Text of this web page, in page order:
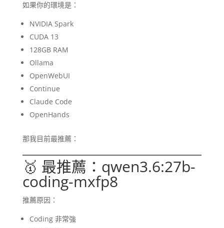
如果你的環境是：
NVIDIA Spark
CUDA 13
128GB RAM
Ollama
OpenWebUI
Continue
Claude Code
OpenHands
那我目前最推薦：
🥇 最推薦：qwen3.6:27b-
coding-mxfp8
推薦原因：
Coding 非常強